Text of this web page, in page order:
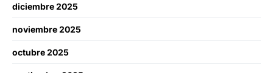
diciembre 2025
noviembre 2025
octubre 2025